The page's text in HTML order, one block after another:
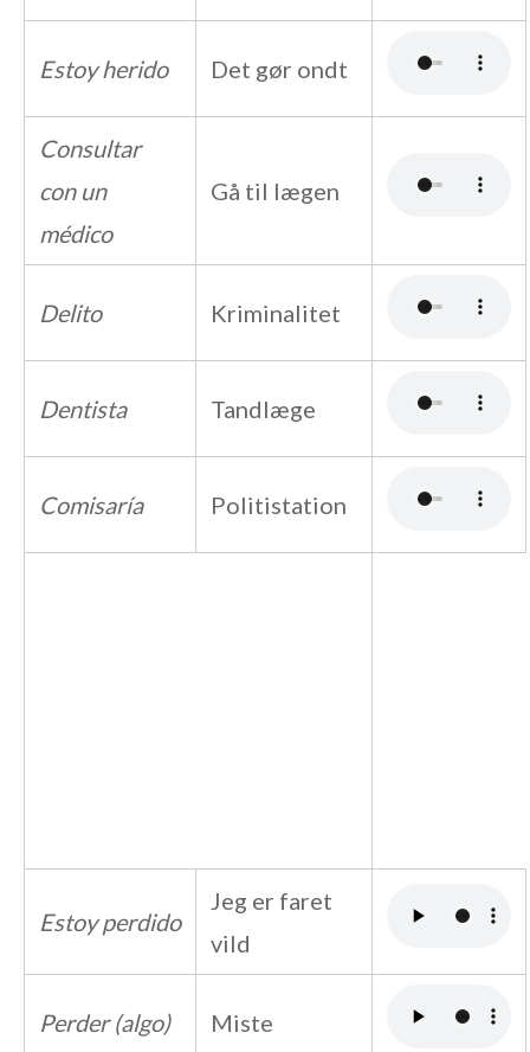
Estoy herido Det gør ondt
Consultar
con un
médico
Gå til lægen
Delito Kriminalitet
Dentista Tandlæge
Comisaría Politistation
Estoy perdido
Jeg er faret
vild
Perder (algo) Miste